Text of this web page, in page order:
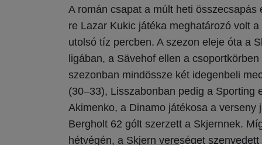
A román csapat a múlt heti
re Lazar Kukic játéka meghatározó volt
utolsó tíz percben. A szezon eleje óta a
ligában, a Sävehof ellen a
szezonban mindössze két idegenbeli
(30–33), Lisszabonban pedig a Sporting
Akimenko, a Dinamo játékosa a
Bergholt 62 gólt szerzett a Skjernnek. M
hétvégén, a Skjern vereséget